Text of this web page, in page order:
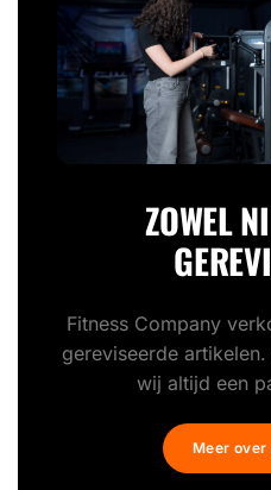
ZOWEL
Fitness Company
gereviseerde
wij altijd een
Meer